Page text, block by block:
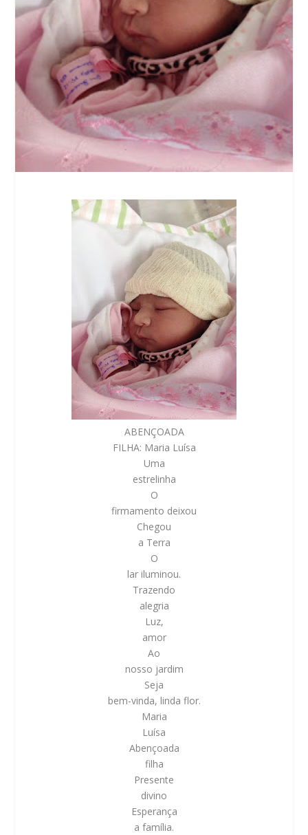
ABENÇOADA
FILHA: Maria Luísa
Uma
estrelinha
O
firmamento deixou
Chegou
a Terra
O
lar iluminou.
Trazendo
alegria
Luz,
amor
Ao
nosso jardim
Seja
bem-vinda, linda flor.
Maria
Luísa
Abençoada
filha
Presente
divino
Esperança
a família.